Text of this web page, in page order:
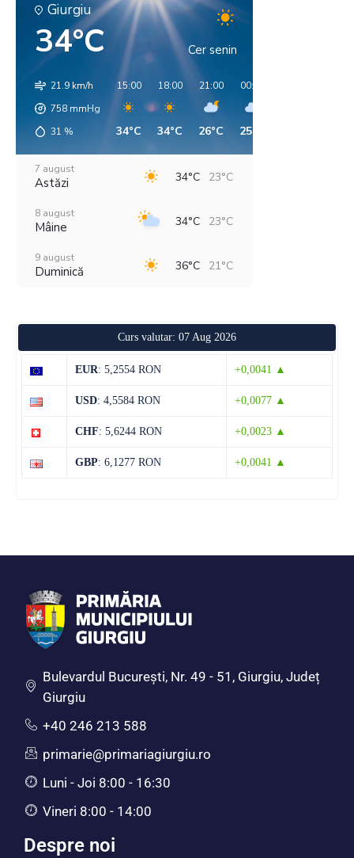
Giurgiu
34°C Cer senin
21.9 km/h
758 mmHg
31 %
15:00
34°C
18:00
34°C
21:00
26°C
00:00
25°C
7 august
Astăzi 34°C 23°C
8 august
Mâine 34°C 23°C
9 august
Duminică 36°C 21°C
38°C 21°C
Miercuri
13 august
Curs valutar: 07 Aug 2026
EUR: 5,2554 RON +0,0041 ▲
USD: 4,5584 RON +0,0077 ▲
CHF: 5,6244 RON +0,0023 ▲
GBP: 6,1277 RON +0,0041 ▲
Bulevardul Bucureşti, Nr. 49 - 51, Giurgiu, Județ
Giurgiu
+40 246 213 588
primarie@primariagiurgiu.ro
Luni - Joi 8:00 - 16:30
Vineri 8:00 - 14:00
Despre noi